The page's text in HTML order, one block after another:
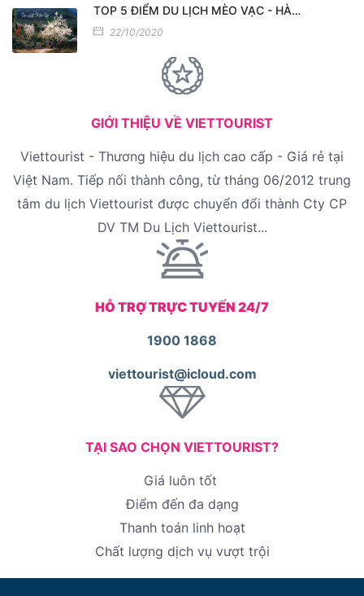
TOP 5 ĐIỂM DU LỊCH MÈO VẠC - HÀ…
22/10/2020
GIỚI THIỆU VỀ VIETTOURIST
Viettourist - Thương hiệu du lịch cao cấp - Giá rẻ tại
Việt Nam. Tiếp nối thành công, từ tháng 06/2012 trung
tâm du lịch Viettourist được chuyển đổi thành Cty CP
DV TM Du Lịch Viettourist...
HỖ TRỢ TRỰC TUYẾN 24/7
1900 1868
viettourist@icloud.com
TẠI SAO CHỌN VIETTOURIST?
Giá luôn tốt
Điểm đến đa dạng
Thanh toán linh hoạt
Chất lượng dịch vụ vượt trội